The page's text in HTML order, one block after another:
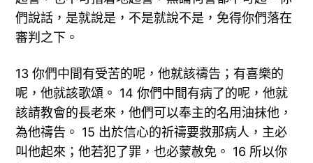
們說話，是就說是，不是就說不是，免得你們落在
審判之下。
13 你們中間有受苦的呢，他就該禱告；有喜樂的
呢，他就該歌頌。 14 你們中間有病了的呢，他就
該請教會的長老來，他們可以奉主的名用油抹他，
為他禱告。 15 出於信心的祈禱要救那病人，主必
叫他起來；他若犯了罪，也必蒙赦免。 16 所以你